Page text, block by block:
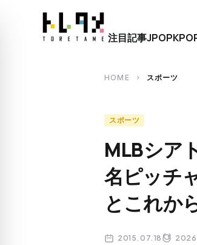
close
注目記事JPOP
HOME chevron_right スポーツ
スポーツ
MLBシア
名ピッチ
とこれか
2015.07.18